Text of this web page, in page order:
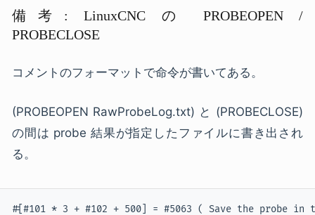
備考: LinuxCNC の PROBEOPEN /
PROBECLOSE
コメントのフォーマットで命令が書いてある。
(PROBEOPEN RawProbeLog.txt) と (PROBECLOSE)
の間は probe 結果が指定したファイルに書き出され
る。
#[#101 * 3 + #102 + 500] = #5063 ( Save the probe